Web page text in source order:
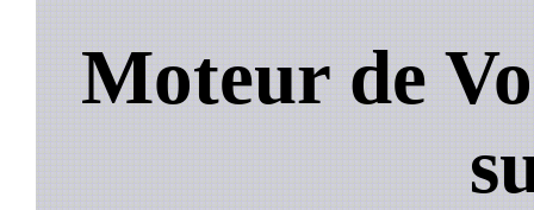
Moteur de